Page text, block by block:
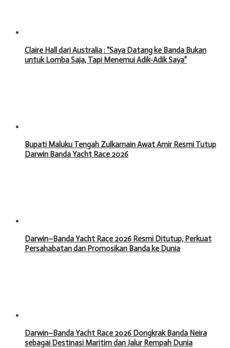
Claire Hall dari Australia : “Saya Datang ke Banda Bukan
untuk Lomba Saja, Tapi Menemui Adik-Adik Saya”
Bupati Maluku Tengah Zulkarnain Awat Amir Resmi Tutup
Darwin Banda Yacht Race 2026
Darwin–Banda Yacht Race 2026 Resmi Ditutup, Perkuat
Persahabatan dan Promosikan Banda ke Dunia
Darwin–Banda Yacht Race 2026 Dongkrak Banda Neira
sebagai Destinasi Maritim dan Jalur Rempah Dunia